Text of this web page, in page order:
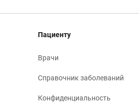
Пациенту
Врачи
Справочник заболеваний
Конфиденциальность